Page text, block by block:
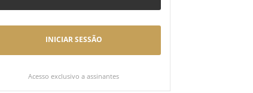
INICIAR SESSÃO
Acesso exclusivo a assinantes